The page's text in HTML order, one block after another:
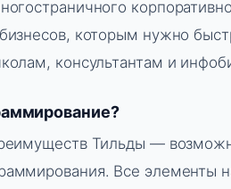
которым нужно
консультантам и
Тильды —
Все элементы